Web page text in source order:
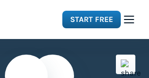
START FREE